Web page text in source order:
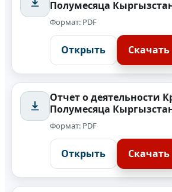
Полумесяца
Формат: PDF
Открыть Скачать
Отчет о деятельности
Полумесяца
Формат: PDF
Открыть Скачать